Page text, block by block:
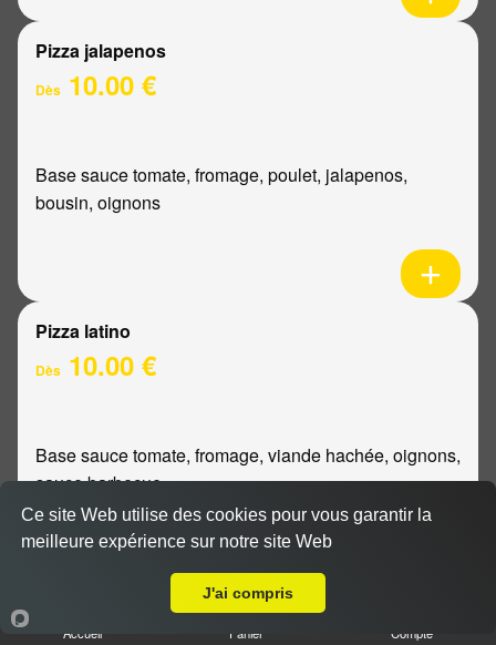
Pizza jalapenos
Dès 10.00 €
Base sauce tomate, fromage, poulet, jalapenos,
bousin, oignons
Pizza latino
Dès 10.00 €
Base sauce tomate, fromage, viande hachée, oignons,
sauce barbecue
Accueil Panier Compte
Ce site Web utilise des cookies pour vous garantir la
meilleure expérience sur notre site Web
J'ai compris